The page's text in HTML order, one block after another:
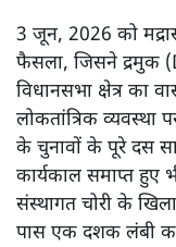
3 जून, 2026 को
फैसला, जिसने द्रमुक
विधानसभा क्षेत्र का
लोकतांत्रिक व्यवस्था
के चुनावों के पूरे दस
कार्यकाल समाप्त हुए
संस्थागत चोरी के
पास एक दशक लंबी